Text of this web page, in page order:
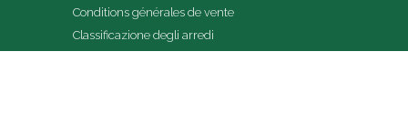
Conditions générales de vente
Classificazione degli arredi